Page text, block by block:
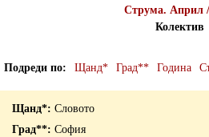
Струма. Април /
Колектив
Подреди по Щанд* Град** Година
Словото
София